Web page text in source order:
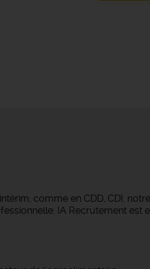
comme en CDD, CDI,
IA Recrutement est